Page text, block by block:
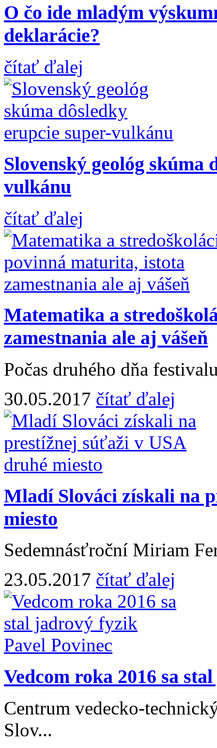
O čo ide mladým
deklarácie?
čítať ďalej
Slovenský geológ skúma
vulkánu
čítať ďalej
Matematika a
zamestnania ale aj vášeň
Počas druhého dňa
30.05.2017 čítať ďalej
Mladí Slováci získali na
miesto
Sedemnásťroční Miriam
23.05.2017 čítať ďalej
Vedcom roka 2016 sa
Centrum vedecko-
Slov...